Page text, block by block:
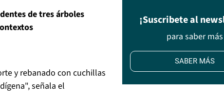
de tres árboles
y rebanado con cuchillas
señala el
¡Suscribete al
para saber más
SABER MÁS